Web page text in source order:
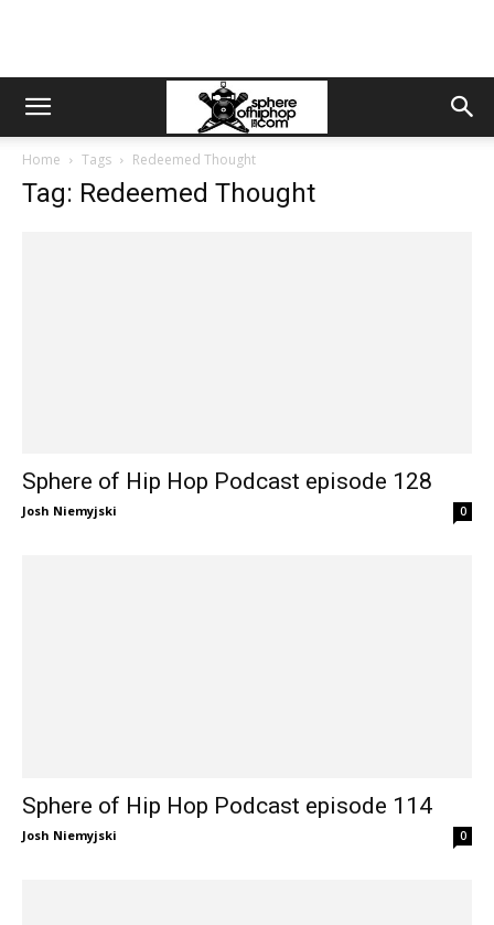
Home Tags Redeemed Thought
Tag: Redeemed Thought
Sphere of Hip Hop Podcast episode 128
Josh Niemyjski 0
Sphere of Hip Hop Podcast episode 114
Josh Niemyjski 0